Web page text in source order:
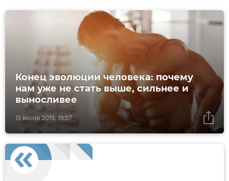
15 июня 2019, 19:57
Конец эволюции человека: почему
нам уже не стать выше, сильнее и
выносливее